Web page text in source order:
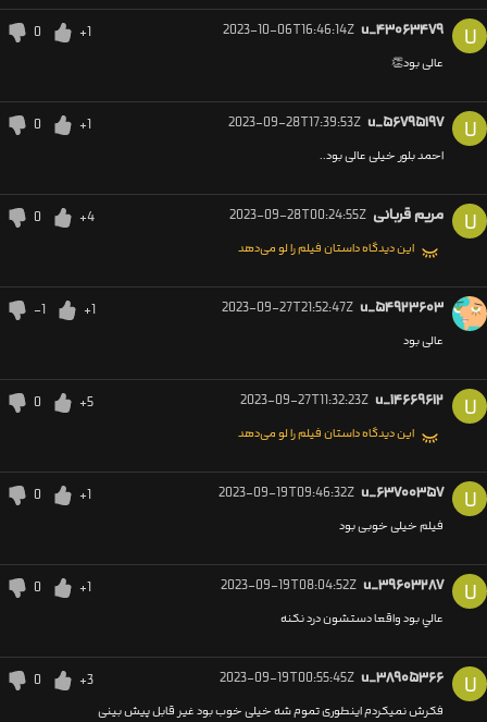
U u_۴۳۰۶۳۴۷۹ 2023-10-06T16:46:14Z
+1
0
عالی بود👏
U u_۵۶۷۹۵۱۹۷ 2023-09-28T17:39:53Z
+1
0
احمد بلور خیلی عالی بود..
U مریم قربانی 2023-09-28T00:24:55Z
+4
0
این دیدگاه داستان فیلم را لو می‌دهد
u_۵۴۹۲۳۶۰۳ 2023-09-27T21:52:47Z
+1
-1
عالی بود
U u_۱۴۶۶۹۶۱۲ 2023-09-27T11:32:23Z
+5
0
این دیدگاه داستان فیلم را لو می‌دهد
U u_۶۳۷۰۰۳۵۷ 2023-09-19T09:46:32Z
+1
0
فیلم خیلی خوبی بود
U u_۳۹۶۰۳۲۸۷ 2023-09-19T08:04:52Z
+1
0
عالي بود واقعا دستشون درد نكنه
U u_۳۸۹۰۵۳۶۶ 2023-09-19T00:55:45Z
+3
0
فکرش نمیکردم اینطوری تموم شه خیلی خوب بود غیر قابل پیش بینی